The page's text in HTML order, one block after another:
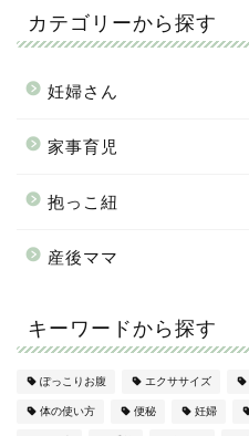
カテゴリーから探す
妊婦さん
家事育児
抱っこ紐
産後ママ
キーワードから探す
ぽっこりお腹 エクササイズ
体の使い方 便秘 妊婦